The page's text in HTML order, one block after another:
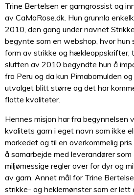
Trine Bertelsen er garngrossist og
av CaMaRose.dk. Hun grunnla
2010, den gang under navnet
begynte som en webshop, hvor hun
form av strikke og hækleoppskrifter,
slutten av 2010 begyndte hun å
fra Peru og da kun Pimabomulden
utvalget blitt større og det har
flotte kvaliteter.
Hennes misjon har fra begynnelsen
kvalitets garn i eget navn som ikke
markedet og til en overkommelig
å samarbejde med leverandører
miljømessige regler over for dyr og
av garn. Annet mål for Trine
strikke- og heklemønster som er lett